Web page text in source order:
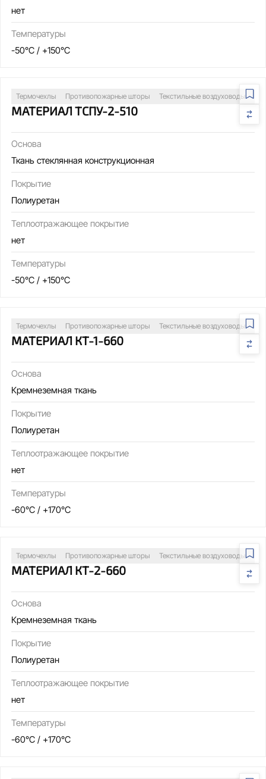
нет
Температуры
-50°C / +150°C
Термочехлы Противопожарные шторы Текстильные воздуховоды
МАТЕРИАЛ ТСПУ-2-510
Основа
Ткань стеклянная конструкционная
Покрытие
Полиуретан
Теплоотражающее покрытие
нет
Температуры
-50°C / +150°C
Термочехлы Противопожарные шторы Текстильные воздуховоды
МАТЕРИАЛ КТ-1-660
Основа
Кремнеземная ткань
Покрытие
Полиуретан
Теплоотражающее покрытие
нет
Температуры
-60°C / +170°C
Термочехлы Противопожарные шторы Текстильные воздуховоды
МАТЕРИАЛ КТ-2-660
Основа
Кремнеземная ткань
Покрытие
Полиуретан
Теплоотражающее покрытие
нет
Температуры
-60°C / +170°C